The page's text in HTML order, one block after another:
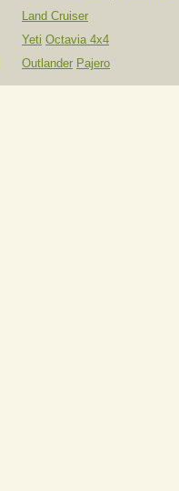
Land Cruiser
Yeti Octavia 4x4
Outlander Pajero